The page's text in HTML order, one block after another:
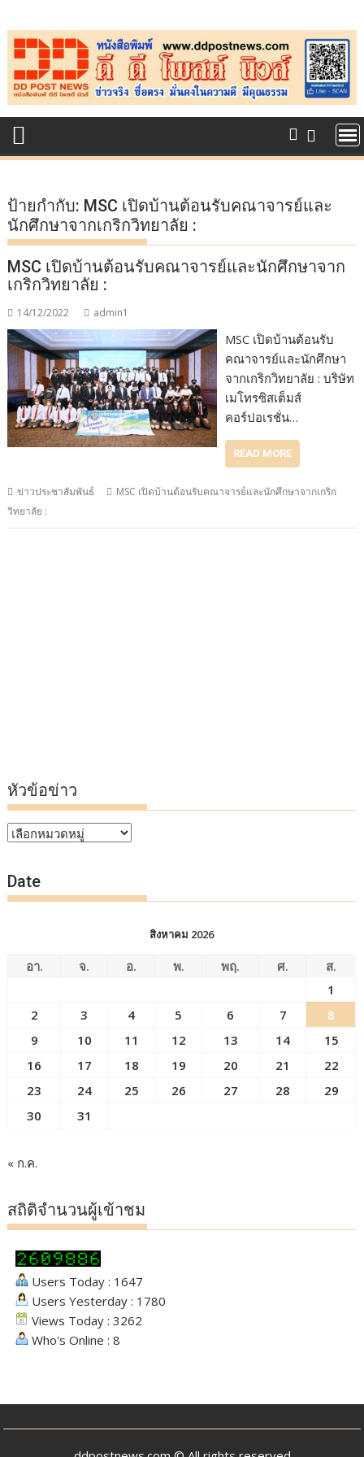
to
content
ป้ายกำกับ: MSC เปิดบ้านต้อนรับคณาจารย์และ
นักศึกษาจากเกริกวิทยาลัย :
MSC เปิดบ้านต้อนรับคณาจารย์และนักศึกษาจาก
เกริกวิทยาลัย :
14/12/2022 admin1
MSC เปิดบ้านต้อนรับ
คณาจารย์และนักศึกษา
จากเกริกวิทยาลัย : บริษัท
เมโทรซิสเต็มส์
คอร์ปอเรชั่น…
READ MORE
ข่าวประชาสัมพันธ์
MSC เปิดบ้านต้อนรับคณาจารย์และนักศึกษาจากเกริก
วิทยาลัย :
หัวข้อข่าว
หัวข้อ
Date
สิงหาคม 2026
อา. จ. อ. พ. พฤ. ศ.
ส.
1
2
3 4 5 6 7
8
9
10 11 12 13 14
15
16
17 18 19 20 21
22
23
24 25 26 27 28
29
30
31
« ก.ค.
สถิติจำนวนผู้เข้าชม
Users Today : 1647
Users Yesterday : 1780
Views Today : 3262
Who's Online : 8